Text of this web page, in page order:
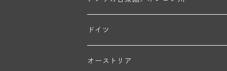
エマニュエル・ルジェ(フラジェ・エシェゾー)
ギイ・ブルトン(モルゴン)
レジス・ミネ(プイィ・フュメ)
ド・ラ・ノブレ(シノン)
ペリカン
ウィラメット・ヴァレー
ニコラ・ジェイ
ドイツ
ラインガウ
オーストリア